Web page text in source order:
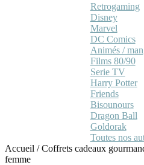
Retrogaming
Disney
Marvel
DC Comics
Animés /
Films 80/90
Serie TV
Harry Potter
Friends
Bisounours
Dragon Ball
Goldorak
Toutes nos
Accueil /Coffrets cadeaux
femme